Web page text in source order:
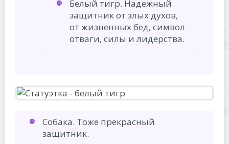
Белый тигр. Надежный
защитник от злых духов,
от жизненных бед, символ
отваги, силы и лидерства.
Собака. Тоже прекрасный
защитник.